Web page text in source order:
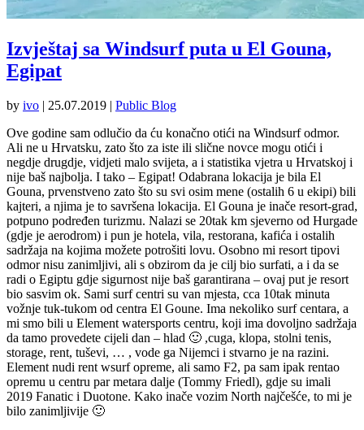
Izvještaj sa Windsurf puta u El Gouna,
Egipat
by ivo | 25.07.2019 | Public Blog
Ove godine sam odlučio da ću konačno otići na Windsurf odmor.
Ali ne u Hrvatsku, zato što za iste ili slične novce mogu otići i
negdje drugdje, vidjeti malo svijeta, a i statistika vjetra u Hrvatskoj i
nije baš najbolja. I tako – Egipat! Odabrana lokacija je bila El
Gouna, prvenstveno zato što su svi osim mene (ostalih 6 u ekipi) bili
kajteri, a njima je to savršena lokacija. El Gouna je inače resort-grad,
potpuno podređen turizmu. Nalazi se 20tak km sjeverno od Hurgade
(gdje je aerodrom) i pun je hotela, vila, restorana, kafića i ostalih
sadržaja na kojima možete potrošiti lovu. Osobno mi resort tipovi
odmor nisu zanimljivi, ali s obzirom da je cilj bio surfati, a i da se
radi o Egiptu gdje sigurnost nije baš garantirana – ovaj put je resort
bio sasvim ok. Sami surf centri su van mjesta, cca 10tak minuta
vožnje tuk-tukom od centra El Goune. Ima nekoliko surf centara, a
mi smo bili u Element watersports centru, koji ima dovoljno sadržaja
da tamo provedete cijeli dan – hlad 🙂 ,cuga, klopa, stolni tenis,
storage, rent, tuševi, … , vode ga Nijemci i stvarno je na razini.
Element nudi rent wsurf opreme, ali samo F2, pa sam ipak rentao
opremu u centru par metara dalje (Tommy Friedl), gdje su imali
2019 Fanatic i Duotone. Kako inače vozim North najčešće, to mi je
bilo zanimljivije 🙂